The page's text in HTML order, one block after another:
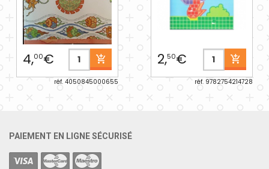
4,00€
réf. 4050845000655
2,50€
réf. 9782754214728
PAIEMENT EN LIGNE SÉCURISÉ